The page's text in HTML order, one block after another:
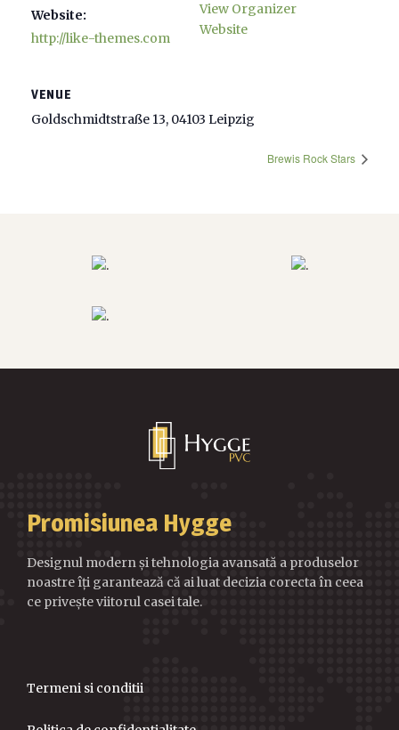
Website:
http://like-themes.com
View Organizer
Website
VENUE
Goldschmidtstraße 13, 04103 Leipzig
Brewis Rock Stars
Promisiunea Hygge
Designul modern și tehnologia avansată a produselor
noastre îți garantează că ai luat decizia corecta în ceea
ce privește viitorul casei tale.
Termeni si conditii